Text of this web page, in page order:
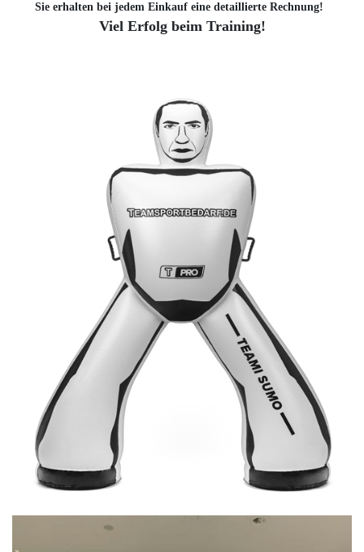
Sie erhalten bei jedem Einkauf eine detaillierte Rechnung!
Viel Erfolg beim Training!